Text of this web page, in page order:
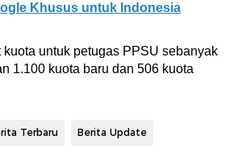
Khusus untuk Indonesia
kuota untuk petugas PPSU sebanyak
1.100 kuota baru dan 506 kuota
Terbaru Berita Update